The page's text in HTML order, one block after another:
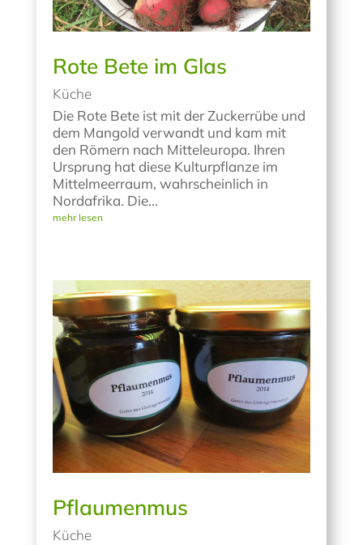
Rote Bete im Glas
Küche
Die Rote Bete ist mit der Zuckerrübe und
dem Mangold verwandt und kam mit
den Römern nach Mitteleuropa. Ihren
Ursprung hat diese Kulturpflanze im
Mittelmeerraum, wahrscheinlich in
Nordafrika. Die...
mehr lesen
Pflaumenmus
Küche